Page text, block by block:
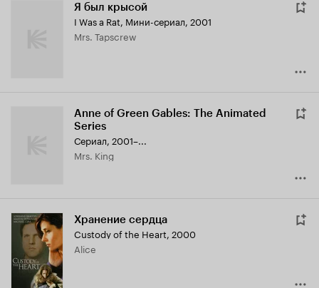
Я был крысой
I Was a Rat, Мини-сериал, 2001
Mrs. Tapscrew
Anne of Green Gables: The Animated
Series
Сериал, 2001–...
Mrs. King
Хранение сердца
Custody of the Heart, 2000
Alice